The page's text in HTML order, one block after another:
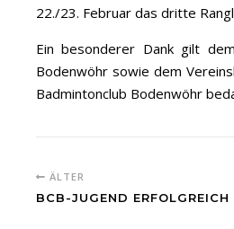
22./23. Februar das dritte
Ein besonderer Dank gilt
Bodenwöhr sowie dem
Badmintonclub Bodenwöhr
ÄLTER
BCB-JUGEND